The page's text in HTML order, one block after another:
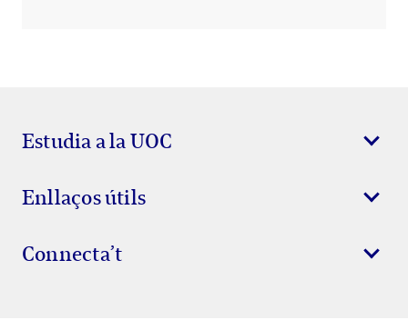
Estudia a la UOC
Enllaços útils
Connecta’t